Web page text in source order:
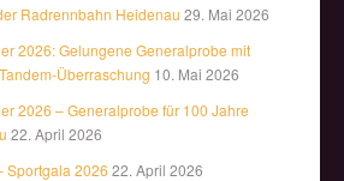
Radrennbahn Heidenau 29. Mai 2026
2026: Gelungene Generalprobe mit
Überraschung 10. Mai 2026
2026 – Generalprobe für 100 Jahre
22. April 2026
Sportgala 2026 22. April 2026